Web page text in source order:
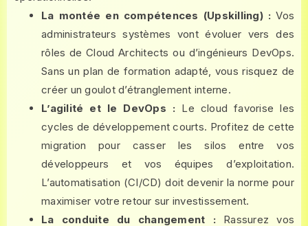
La montée en compétences (Upskilling) : Vos
administrateurs systèmes vont évoluer vers des
rôles de Cloud Architects ou d’ingénieurs DevOps.
Sans un plan de formation adapté, vous risquez de
créer un goulot d’étranglement interne.
L’agilité et le DevOps : Le cloud favorise les
cycles de développement courts. Profitez de cette
migration pour casser les silos entre vos
développeurs et vos équipes d’exploitation.
L’automatisation (CI/CD) doit devenir la norme pour
maximiser votre retour sur investissement.
La conduite du changement : Rassurez vos